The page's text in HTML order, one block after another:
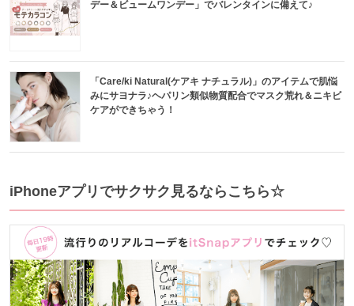
デー＆ビュームワンデー」でバレンタインに備えて♪
「Care/ki Natural(ケアキ ナチュラル)」のアイテムで肌悩
みにサヨナラ♪ヘパリン類似物質配合でマスク荒れ＆ニキビ
ケアができちゃう！
iPhoneアプリでサクサク見るならこちら☆